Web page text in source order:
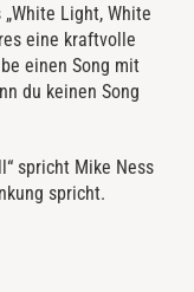
„White Light, White
eine kraftvolle
einen Song mit
du keinen Song
spricht Mike Ness
spricht.